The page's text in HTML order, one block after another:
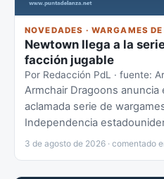
NOVEDADES · WARGAMES
Newtown llega a la
facción jugable
Por Redacción PdL · fuente:
Armchair Dragoons
aclamada serie de
Independencia
bando inédito para los
3 de agosto de 2026 · comentado